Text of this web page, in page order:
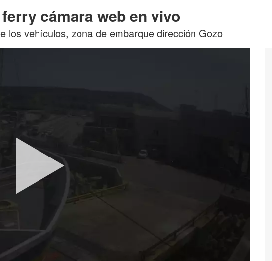
cámara web en vivo
los vehículos, zona de embarque dirección Gozo